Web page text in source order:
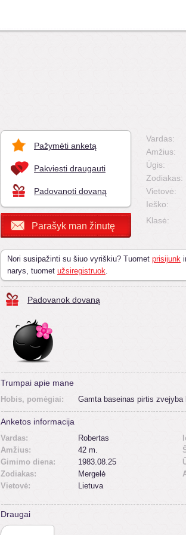
Pažymėti anketą
Pakviesti draugauti
Padovanoti dovaną
Parašyk man žinutę
Vardas:
Amžius:
Ūgis:
Zodiakas:
Vietovė:
Ieško:
Klasė:
Nori susipažinti su šiuo vyriškiu? Tuomet prisijunk
narys, tuomet užsiregistruok.
Padovanok dovaną
Trumpai apie mane
Hobis, pomėgiai: Gamta baseinas pirtis zvejyba
Anketos informacija
Vardas:
Robertas
Amžius:
42 m.
Gimimo diena:
1983.08.25
Zodiakas:
Mergelė
Vietovė:
Lietuva
Draugai